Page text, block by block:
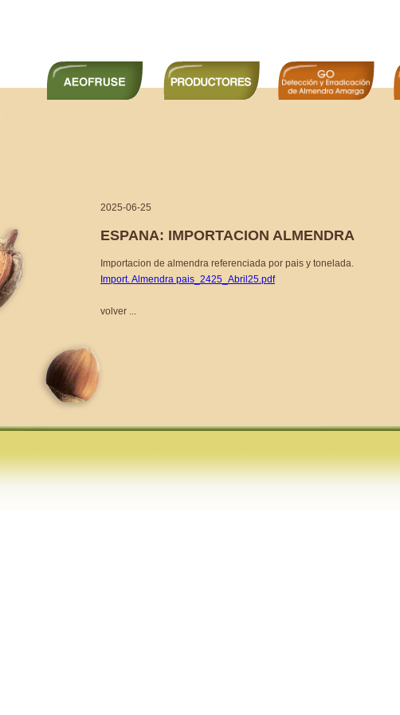
2025-06-25
ESPANA: IMPORTACION ALMENDRA
Importacion de almendra referenciada por pais y tonelada.
Import. Almendra pais_2425_Abril25.pdf
volver ...